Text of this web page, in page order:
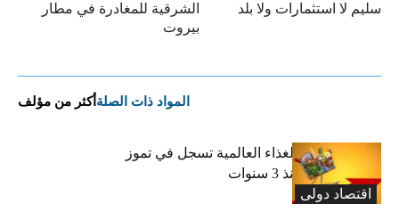
الشرقية للمغادرة في مطار
بيروت
سليم لا استثمارات ولا بلد
المواد ذات الصلة أكثر من مؤلف
اقتصاد دولی
“الفاو”: أسعار الغذاء العالمية تسجل في تموز
أعلى مستوى منذ 3 سنوات